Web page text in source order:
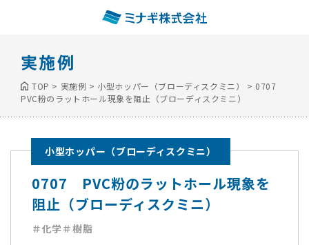
実施例
TOP > 実施例 > 小型ホッパー（ブローディスクミニ） > 0707
PVC粉のラットホール現象を阻止（ブローディスクミニ）
小型ホッパー（ブローディスクミニ）
0707 PVC粉のラットホール現象を
阻止（ブローディスクミニ）
＃化学＃樹脂